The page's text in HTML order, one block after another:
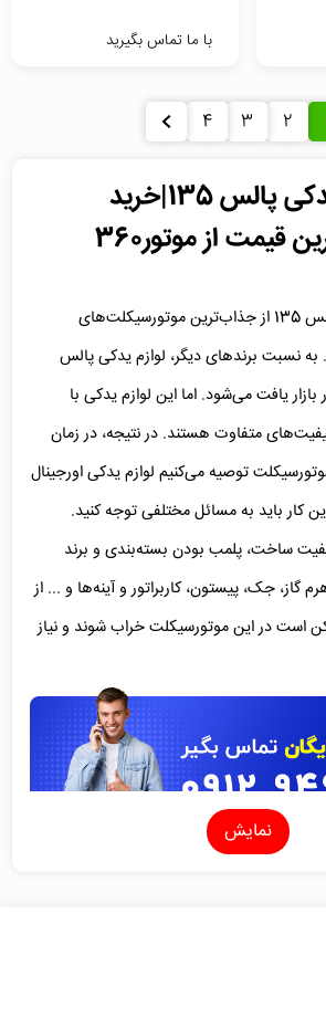
با ما تماس بگیرید
2
3
4
فروش لوازم یدکی پالس 135|خرید
قیمت از موتور360
موتورسیکلت باجاج پالس 135 از جذاب‌ترین موتورسیکلت‌های
به نسبت برندهای دیگر، لوازم یدکی پالس
در بازار یافت می‌شود. اما این لوازم یدکی با
متفاوت هستند. در نتیجه، در زمان
توصیه می‌کنیم لوازم یدکی اورجینال
کار باید به مسائل مختلفی توجه کنید.
ساخت، پلمب بودن بسته‌بندی و برند
گاز، جک، پیستون، کاربراتور و آینه‌ها و ... از
است در این موتورسیکلت خراب شوند و نیاز
موتور پالس 135؛ خرید قطعات اصلی برای یک
داخلی زیادی اقدام به مونتاژ
نمایش